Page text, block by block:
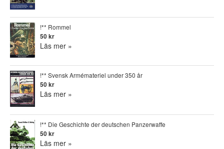
!** Rommel
50 kr
Läs mer »
!** Svensk Armémateriel under 350 år
50 kr
Läs mer »
!** Die Geschichte der deutschen Panzerwaffe
50 kr
Läs mer »